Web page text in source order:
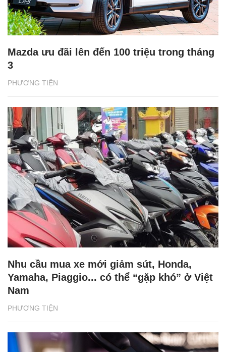
PHƯƠNG TIỆN
Mazda ưu đãi lên đến 100 triệu trong tháng
3
PHƯƠNG TIỆN
Nhu cầu mua xe mới giảm sút, Honda,
Yamaha, Piaggio... có thể “gặp khó” ở Việt
Nam